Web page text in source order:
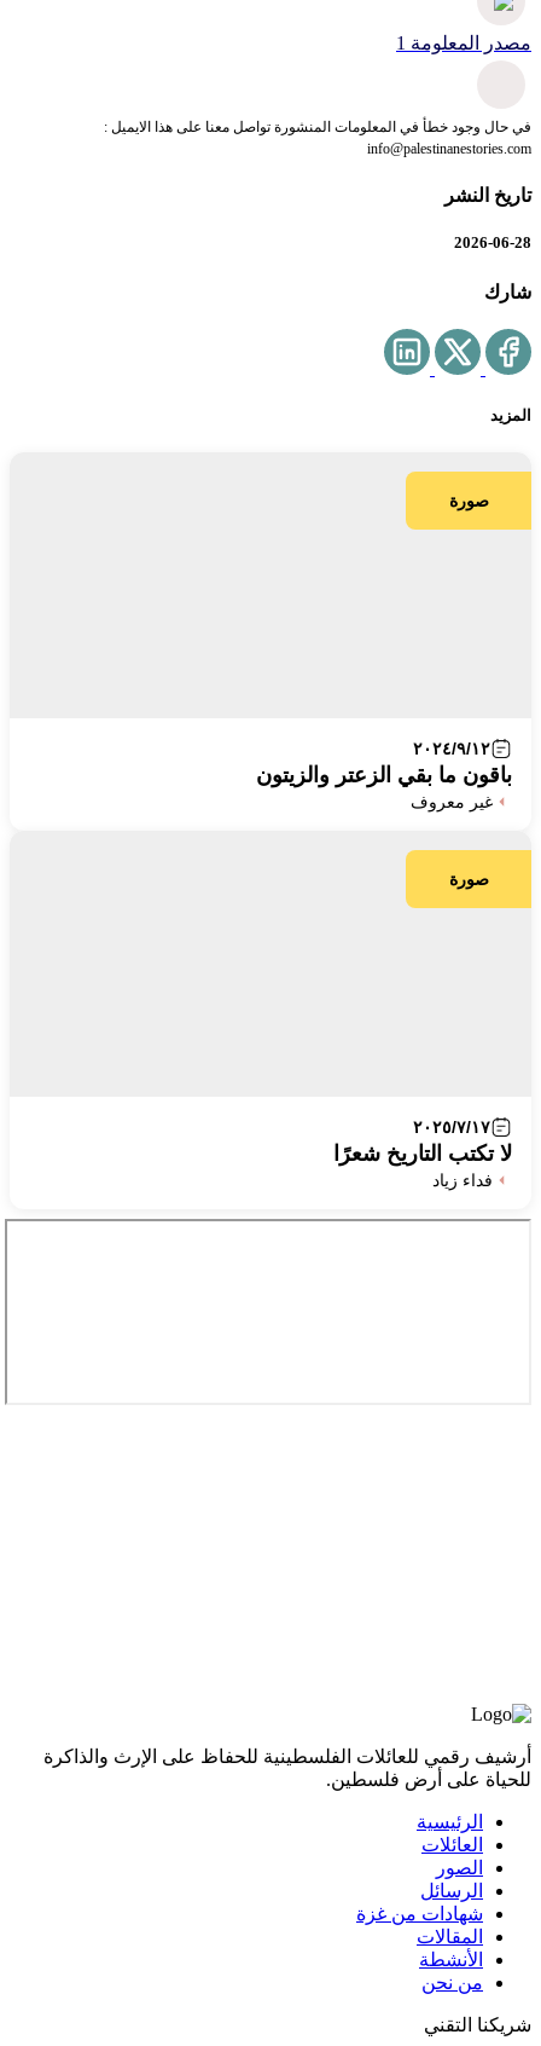
مصدر المعلومة 1
في حال وجود خطأ في المعلومات المنشورة تواصل معنا على هذا الايميل :
info@palestinanestories.com
تاريخ النشر
2026-06-28
شارك
المزيد
صورة
٢٠٢٤/٩/١٢
باقون ما بقي الزعتر والزيتون
غير معروف
صورة
٢٠٢٥/٧/١٧
لا تكتب التاريخ شعرًا
فداء زياد
أرشيف رقمي للعائلات الفلسطينية للحفاظ على الإرث والذاكرة
للحياة على أرض فلسطين.
الرئيسية
العائلات
الصور
الرسائل
شهادات من غزة
المقالات
الأنشطة
من نحن
شريكنا التقني